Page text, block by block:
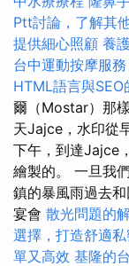
Ptt討論，了解其
提供細心照顧 養
台中運動按摩服務
HTML語言與SEO
爾（Mostar）那
天Jajce，水印從
下午，到達Jajce
繪製的。 一旦我
鎮的暴風雨過去
宴會 散光問題的
選擇，打造舒適
單又高效 基隆的